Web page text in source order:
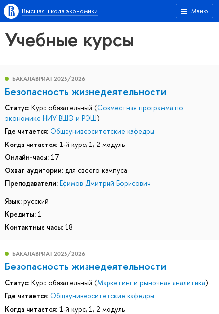
Меню
Высшая школа экономики
Учебные курсы
БАКАЛАВРИАТ 2025/2026
Безопасность жизнедеятельности
Статус: Курс обязательный (Совместная программа по
экономике НИУ ВШЭ и РЭШ)
Где читается: Общеуниверситетские кафедры
Когда читается: 1-й курс, 1, 2 модуль
Онлайн-часы: 17
Охват аудитории: для своего кампуса
Преподаватели: Ефимов Дмитрий Борисович
Язык: русский
Кредиты: 1
Контактные часы: 18
БАКАЛАВРИАТ 2025/2026
Безопасность жизнедеятельности
Статус: Курс обязательный (Маркетинг и рыночная аналитика)
Где читается: Общеуниверситетские кафедры
Когда читается: 1-й курс, 1, 2 модуль